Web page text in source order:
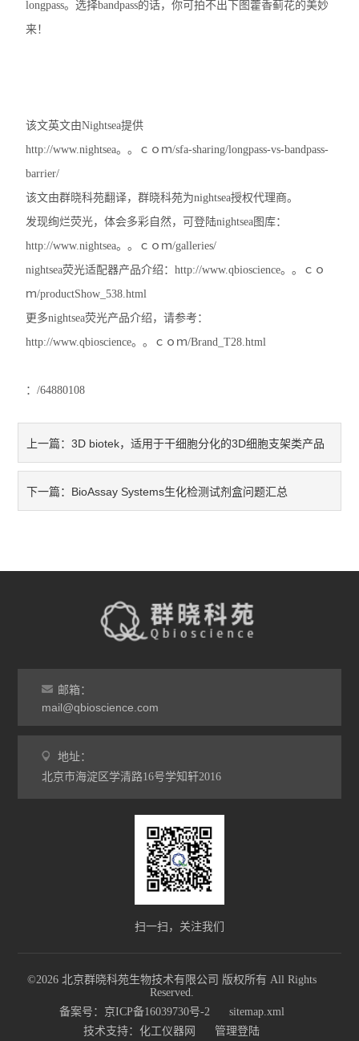
longpass。选择bandpass的话，你可拍不出下图藿香蓟花的美妙
来！
该文英文由Nightsea提供
http://www.nightsea。。ｃｏｍ/sfa-sharing/longpass-vs-bandpass-
barrier/
该文由群晓科苑翻译，群晓科苑为nightsea授权代理商。
发现绚烂荧光，体会多彩自然，可登陆nightsea图库：
http://www.nightsea。。ｃｏｍ/galleries/
nightsea荧光适配器产品介绍：http://www.qbioscience。。ｃｏ
ｍ/productShow_538.html
更多nightsea荧光产品介绍，请参考：
http://www.qbioscience。。ｃｏｍ/Brand_T28.html
：/64880108
上一篇：3D biotek，适用于干细胞分化的3D细胞支架类产品
下一篇： BioAssay Systems生化检测试剂盒问题汇总
邮箱：
mail@qbioscience.com
地址：
北京市海淀区学清路16号学知轩2016
扫一扫，关注我们
©2026 北京群晓科苑生物技术有限公司 版权所有 All Rights
Reserved.
备案号：京ICP备16039730号-2
sitemap.xml
技术支持： 化工仪器网 管理登陆